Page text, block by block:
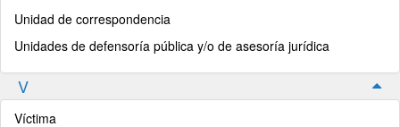
Unidad de correspondencia
Unidades de defensoría pública y/o de asesoría jurídica
V
Víctima